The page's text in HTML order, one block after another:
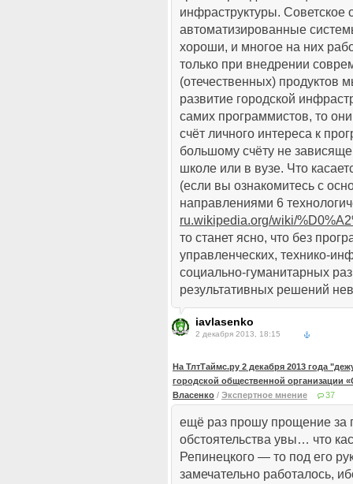
инфраструктуры. Советское
автоматизированные
хороши, и многое на них
только при внедрении
(отечественных) продуктов
развитие городской
самих программистов, то
счёт личного интереса к
большому счёту не
школе или в вузе. Что
(если вы ознакомитесь с
направлениями 6
ru.wikipedia.org/wiki/
то станет ясно, что без
управленческих, технико-
социально-гуманитарных
результативных решений
iavlasenko
2 декабря 2013, 18:15
На ТлтТаймс.ру 2 декабря 2013 года
городской общественной организации
Власенко / Экспертное мнение 37
ещё раз прошу прощение за
обстоятельства увы… что
Репинецкого — то под его
замечательно работалось,